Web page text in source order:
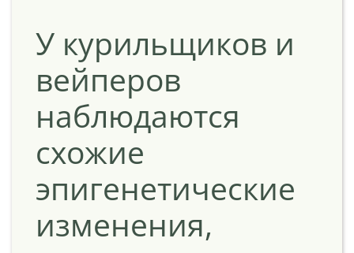
У курильщиков и
вейперов
наблюдаются
схожие
эпигенетические
изменения,